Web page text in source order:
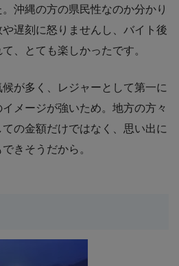
沖縄の方の県民性なのか分かり
遅刻に怒りませんし、バイト後
、とても楽しかったです。
候が多く、レジャーとして第一に
メージが強いため。地方の方々
の金額だけではなく、思い出に
きそうだから。